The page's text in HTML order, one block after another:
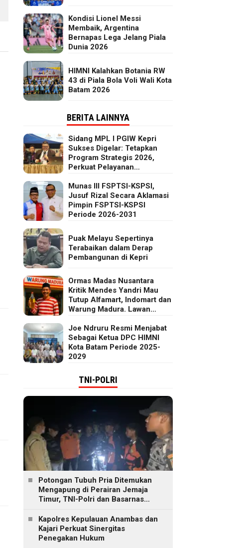
Kondisi Lionel Messi
Membaik, Argentina
Bernapas Lega Jelang Piala
Dunia 2026
HIMNI Kalahkan Botania RW
43 di Piala Bola Voli Wali Kota
Batam 2026
BERITA LAINNYA
Sidang MPL I PGIW Kepri
Sukses Digelar: Tetapkan
Program Strategis 2026,
Perkuat Pelayanan
Sosial
Munas III FSPTSI-KSPSI,
Jusuf Rizal Secara Aklamasi
Pimpin FSPTSI-KSPSI
Periode 2026-2031
Puak Melayu Sepertinya
Terabaikan dalam Derap
Pembangunan di Kepri
Ormas Madas Nusantara
Kritik Mendes Yandri Mau
Tutup Alfamart, Indomart dan
Warung Madura. Lawan
Joe Ndruru Resmi Menjabat
Sebagai Ketua DPC HIMNI
Kota Batam Periode 2025-
2029
TNI-POLRI
Potongan Tubuh Pria Ditemukan
Mengapung di Perairan Jemaja
Timur, TNI-Polri dan Basarnas
Kapolres Kepulauan Anambas dan
Kajari Perkuat Sinergitas
Penegakan Hukum